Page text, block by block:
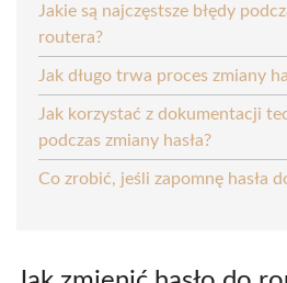
Jakie są najczęstsze błędy
routera?
Jak długo trwa proces zmiany
Jak korzystać z dokumentacji
podczas zmiany hasła?
Co zrobić, jeśli zapomnę hasła